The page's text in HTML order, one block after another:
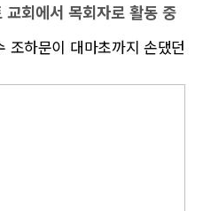
회에서 목회자로 활동 중
조하문이 대마초까지 손댔던